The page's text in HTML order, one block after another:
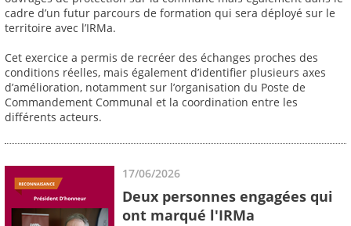
cadre d’un futur parcours de formation qui sera déployé sur le
territoire avec l’IRMa.
Cet exercice a permis de recréer des échanges proches des
conditions réelles, mais également d’identifier plusieurs axes
d’amélioration, notamment sur l’organisation du Poste de
Commandement Communal et la coordination entre les
différents acteurs.
17/06/2026
Deux personnes engagées qui
ont marqué l'IRMa